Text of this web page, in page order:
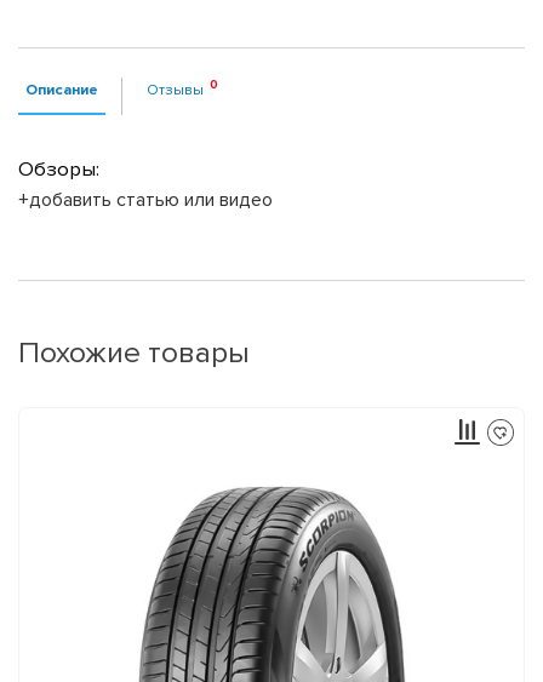
Описание Отзывы
Обзоры:
+добавить статью или видео
Похожие товары